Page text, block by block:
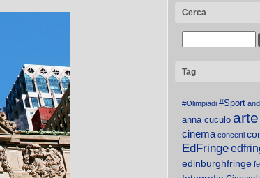
Cerca
Tag
#Olimpiadi #Sport
anna cuculo arte
cinema concerti
EdFringe
edinburghfringe